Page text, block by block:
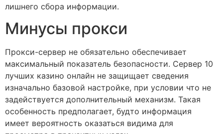
лишнего сбора информации.
Минусы прокси
Прокси-сервер не обязательно обеспечивает
максимальный показатель безопасности. Сервер 10
лучших казино онлайн не защищает сведения
изначально базовой настройке, при условии что не
задействуется дополнительный механизм. Такая
особенность предполагает, будто информация
имеет вероятность оказаться видима для